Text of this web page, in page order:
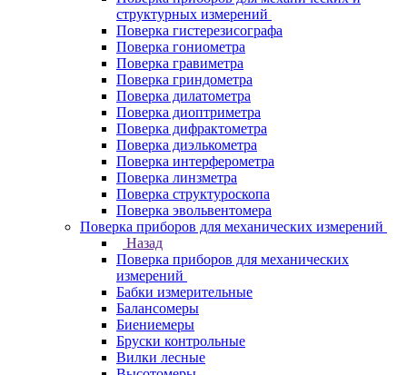
структурных измерений
Поверка гистерезисографа
Поверка гониометра
Поверка гравиметра
Поверка гриндометра
Поверка дилатометра
Поверка диоптриметра
Поверка дифрактометра
Поверка диэлькометра
Поверка интерферометра
Поверка линзметра
Поверка структуроскопа
Поверка эвольвентомера
Поверка приборов для механических измерений
Назад
Поверка приборов для механических
измерений
Бабки измерительные
Балансомеры
Биениемеры
Бруски контрольные
Вилки лесные